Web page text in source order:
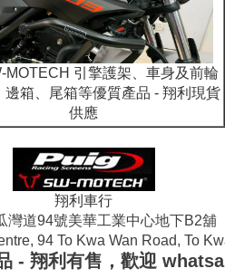
MOTECH 引擎護架、車身及前輪
邊箱、尾箱等優質產品 - 翔利現貨
供應
翔利車行
灣道94號美華工業中心地下B2舖
94 To Kwa Wan Road, To
- 翔利有售，歡迎